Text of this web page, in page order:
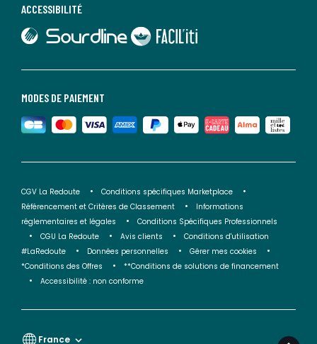
MODES DE PAIEMENT
ACCESSIBILITÉ
lien vers Sourdline
lien vers Faciliti
CGV La Redoute
Conditions spécifiques Marketplace
Référencement et Critères de Classement
Informations
réglementaires et légales
Conditions Spécifiques Professionnels
CGU La Redoute
Avis clients
Conditions d'utilisation
#LaRedoute
Données personnelles
Gérer mes cookies
*Conditions des Offres
**Conditions de solutions de financement
Accessibilité : non conforme
France